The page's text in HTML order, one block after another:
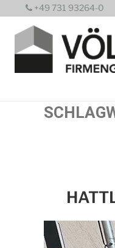
Inhalt
springen
+49 731 93264-0